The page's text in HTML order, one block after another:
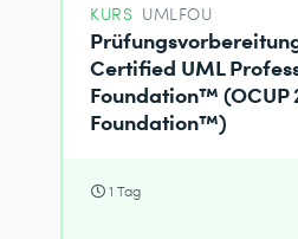
KURS UMLFOU
Certified UML
Foundation™
Foundation™)
1 Tag